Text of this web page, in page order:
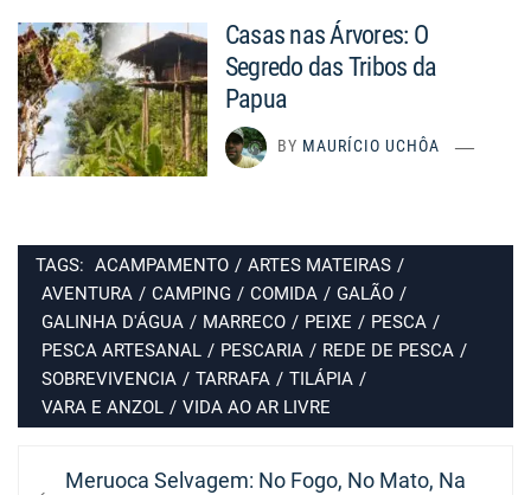
Casas nas Árvores: O
Segredo das Tribos da
Papua
BY MAURÍCIO UCHÔA
TAGS: ACAMPAMENTO / ARTES MATEIRAS /
AVENTURA / CAMPING / COMIDA / GALÃO /
GALINHA D'ÁGUA / MARRECO / PEIXE / PESCA /
PESCA ARTESANAL / PESCARIA / REDE DE PESCA /
SOBREVIVENCIA / TARRAFA / TILÁPIA /
VARA E ANZOL / VIDA AO AR LIVRE
Navegação
Previous
Meruoca Selvagem: No Fogo, No Mato, Na